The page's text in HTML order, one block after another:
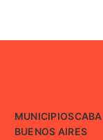
MUNICIPIOSCABA
BUENOS AIRES